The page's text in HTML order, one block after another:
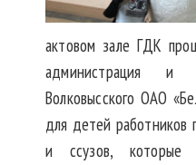
актовом зале ГДК
администрация и
Волковысского ОАО
для детей работников
и ссузов,